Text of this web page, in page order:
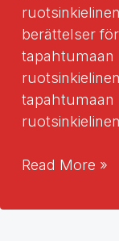
berättelser
tapahtumaan
tapahtumaan
ruotsinkielinen
Ruotsinkielisiä
Read More »